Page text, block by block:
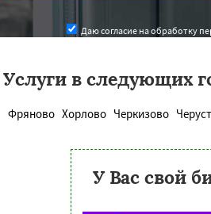
Даю согласие на обработку
Услуги в следующих
Фряново Хорлово Черкизово
У Вас свой